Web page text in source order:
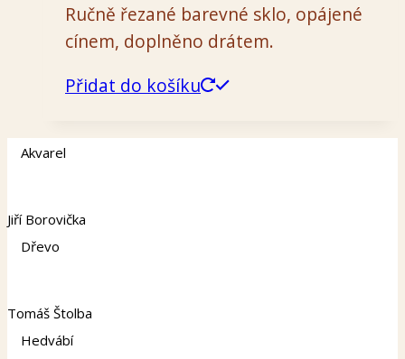
Ručně řezané barevné sklo, opájené
cínem, doplněno drátem.
Přidat do košíku
Akvarel
Jiří Borovička
Dřevo
Tomáš Štolba
Hedvábí